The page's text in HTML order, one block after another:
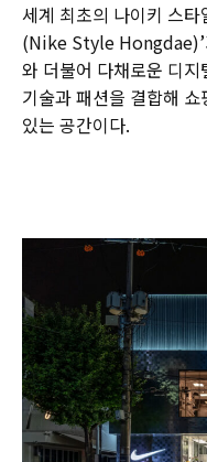
세계 최초의 나이키 스타
(Nike Style Hongdae)’
와 더불어 다채로운 디
기술과 패션을 결합해
있는 공간이다.